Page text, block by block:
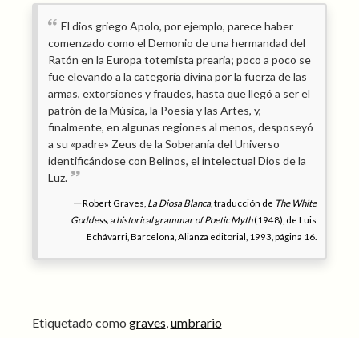
El dios griego Apolo, por ejemplo, parece haber
comenzado como el Demonio de una hermandad del
Ratón en la Europa totemista prearia; poco a poco se
fue elevando a la categoría divina por la fuerza de las
armas, extorsiones y fraudes, hasta que llegó a ser el
patrón de la Música, la Poesía y las Artes, y,
finalmente, en algunas regiones al menos, desposeyó
a su «padre» Zeus de la Soberanía del Universo
identificándose con Belinos, el intelectual Dios de la
Luz.
Robert Graves, La Diosa Blanca, traducción de The White
Goddess, a historical grammar of Poetic Myth(1948), de Luis
Echávarri, Barcelona, Alianza editorial, 1993, página 16.
Etiquetado como graves,umbrario